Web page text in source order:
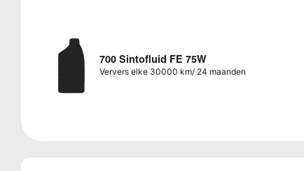
700 Sintofluid FE 75W
Ververs elke 30000 km/ 24 maanden